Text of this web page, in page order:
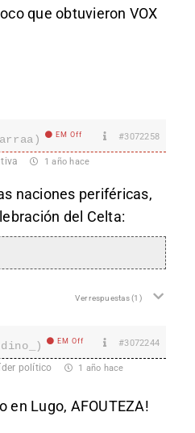
que obtuvieron VOX
EM Off #3072258
1 año hace
naciones periféricas,
del Celta:
Ver respuestas(1)
EM Off #3072244
político 1 año hace
en Lugo, AFOUTEZA!